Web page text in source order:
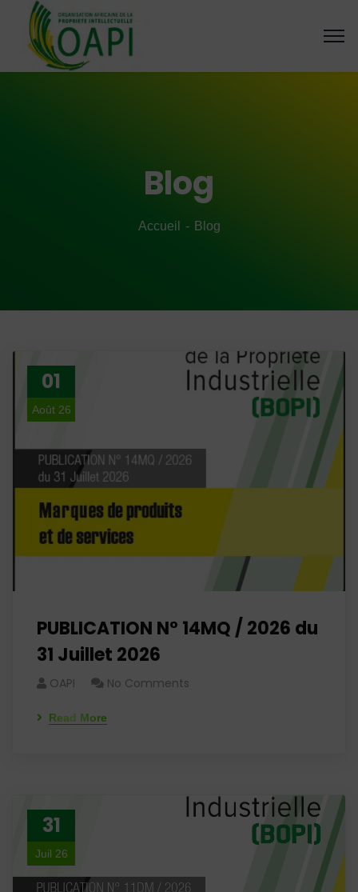
Blog
Accueil Blog
01
Août 26
PUBLICATION N° 14MQ / 2026 du
31 Juillet 2026
OAPI No Comments
Read More
31
Juil 26